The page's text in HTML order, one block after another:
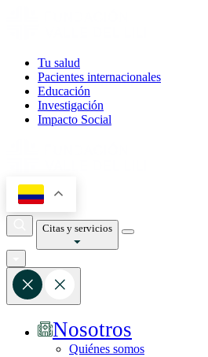
Tu salud
Pacientes internacionales
Educación
Investigación
Impacto Social
Citas y servicios
Nosotros
Quiénes somos